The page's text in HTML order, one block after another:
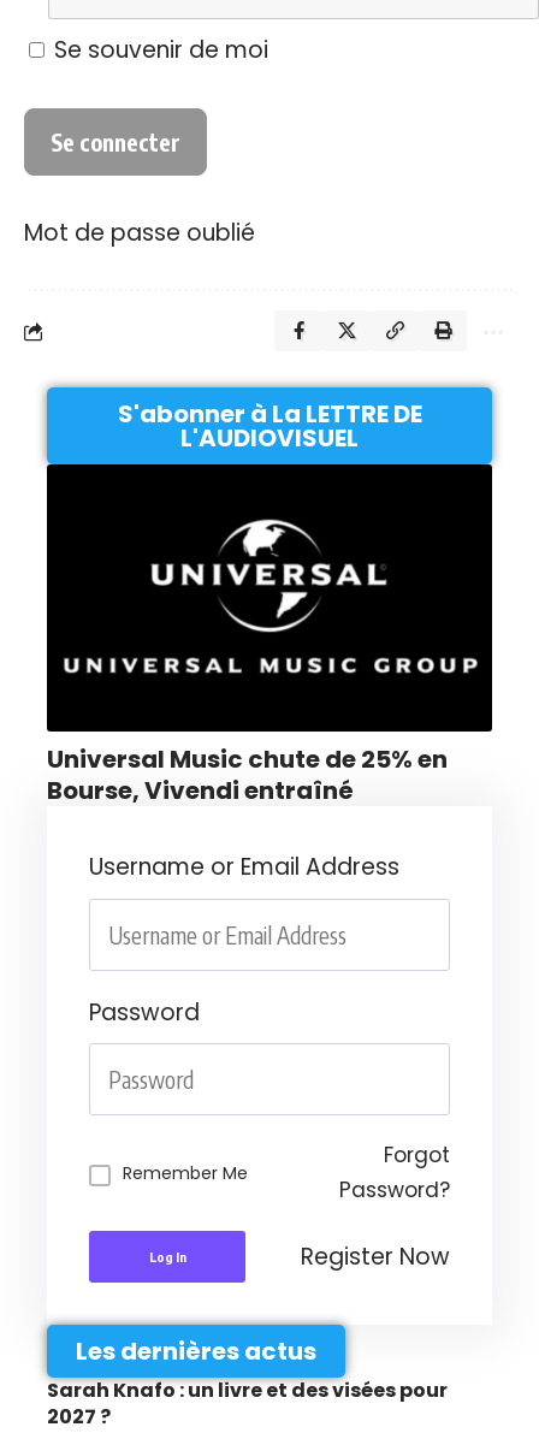
Se souvenir de moi
Mot de passe oublié
S'abonner à La LETTRE DE
L'AUDIOVISUEL
Universal Music chute de 25% en
Bourse, Vivendi entraîné
Username or Email Address
Password
Remember Me
Forgot
Password?
Log In Register Now
Les dernières actus
Sarah Knafo : un livre et des visées pour
2027 ?